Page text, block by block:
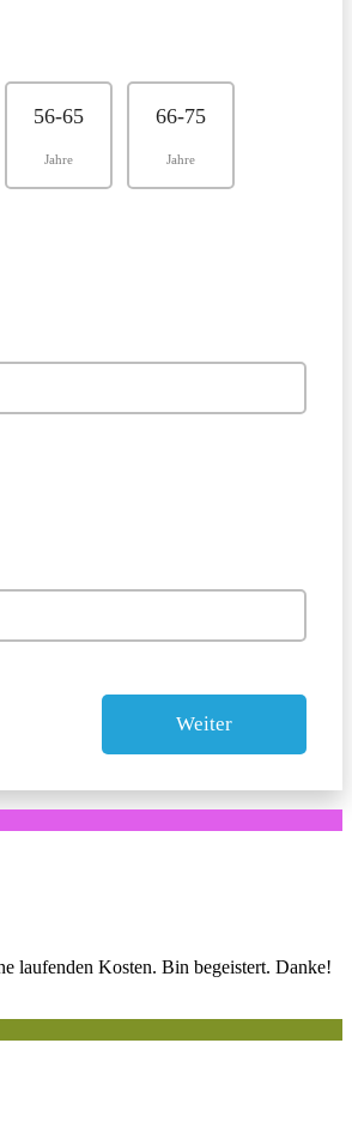
56-65
Jahre
66-75
Jahre
laufenden Kosten. Bin begeistert. Danke!